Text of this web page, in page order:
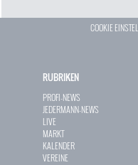
COOKIE
RUBRIKEN
PROFI-NEWS
JEDERMANN-NEWS
LIVE
MARKT
KALENDER
VEREINE